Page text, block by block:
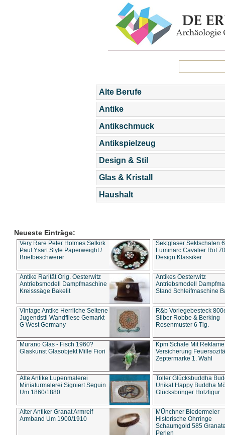
Alte Berufe
Antike
Antikschmuck
Antikspielzeug
Design & Stil
Glas & Kristall
Haushalt
Neueste Einträge:
Very Rare Peter Holmes Selkirk
Paul Ysart Style Paperweight /
Briefbeschwerer
Sektgläser Sektschalen
Luminarc Cavalier Rot
Design Klassiker
Antike Rarität Orig. Oesterwitz
Antriebsmodell Dampfmaschine
Kreisssäge Bakelit
Antikes Oesterwitz
Antriebsmodell
Stand Schleifmaschine
Vintage Antike Herrliche Seltene
Jugendstil Wandfliese Gemarkt
G West Germany
R&b Vorlegebesteck
Silber Robbe & Berking
Rosenmuster 6 Tlg.
Murano Glas - Fisch 1960?
Glaskunst Glasobjekt Mille Fiori
Kpm Schale Mit Reklame
Versicherung
Zeptermarke 1. Wahl
Alte Antike Lupenmalerei
Miniaturmalerei Signiert Seguin
Um 1860/1880
Toller Glücksbuddha
Unikat Happy Buddha
Glücksbringer Holzfigur
Alter Antiker Granat Armreif
Armband Um 1900/1910
MÜnchner Biedermeier
Historische Ohrringe
Schaumgold 585
Perlen